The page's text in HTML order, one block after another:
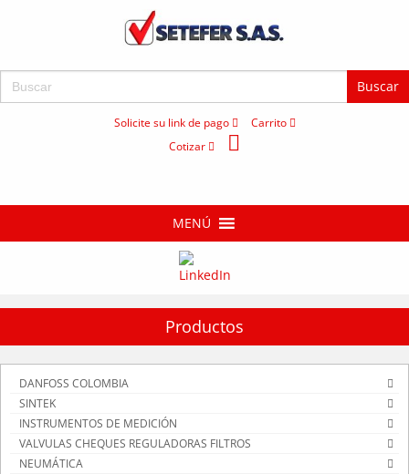
Buscar:
Solicite su link de pago
Carrito
Cotizar
MENÚ
Productos
DANFOSS COLOMBIA
SINTEK
INSTRUMENTOS DE MEDICIÓN
VALVULAS CHEQUES REGULADORAS FILTROS
NEUMÁTICA